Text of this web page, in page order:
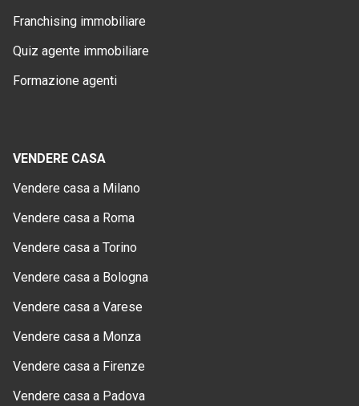
Franchising immobiliare
Quiz agente immobiliare
Formazione agenti
VENDERE CASA
Vendere casa a Milano
Vendere casa a Roma
Vendere casa a Torino
Vendere casa a Bologna
Vendere casa a Varese
Vendere casa a Monza
Vendere casa a Firenze
Vendere casa a Padova